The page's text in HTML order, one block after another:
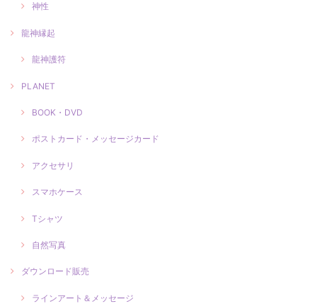
神性
龍神縁起
龍神護符
PLANET
BOOK・DVD
ポストカード・メッセージカード
アクセサリ
スマホケース
Tシャツ
自然写真
ダウンロード販売
ラインアート＆メッセージ